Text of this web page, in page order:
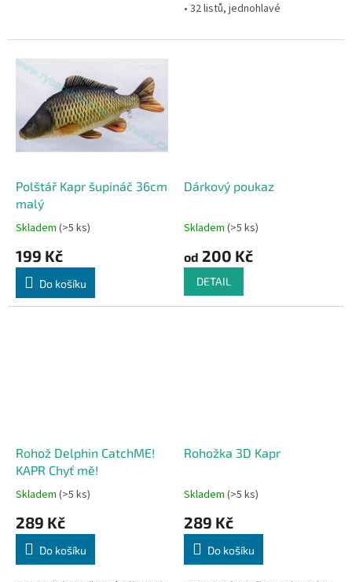
• 32 listů, jednohlavé
Polštář Kapr šupináč 36cm
malý
Skladem (>5 ks)
199 Kč
Do košíku
Dárkový poukaz
Skladem (>5 ks)
od 200 Kč
DETAIL
Rohož Delphin CatchME!
KAPR Chyť mě!
Skladem (>5 ks)
289 Kč
Do košíku
Rohožka 3D Kapr
Skladem (>5 ks)
289 Kč
Do košíku